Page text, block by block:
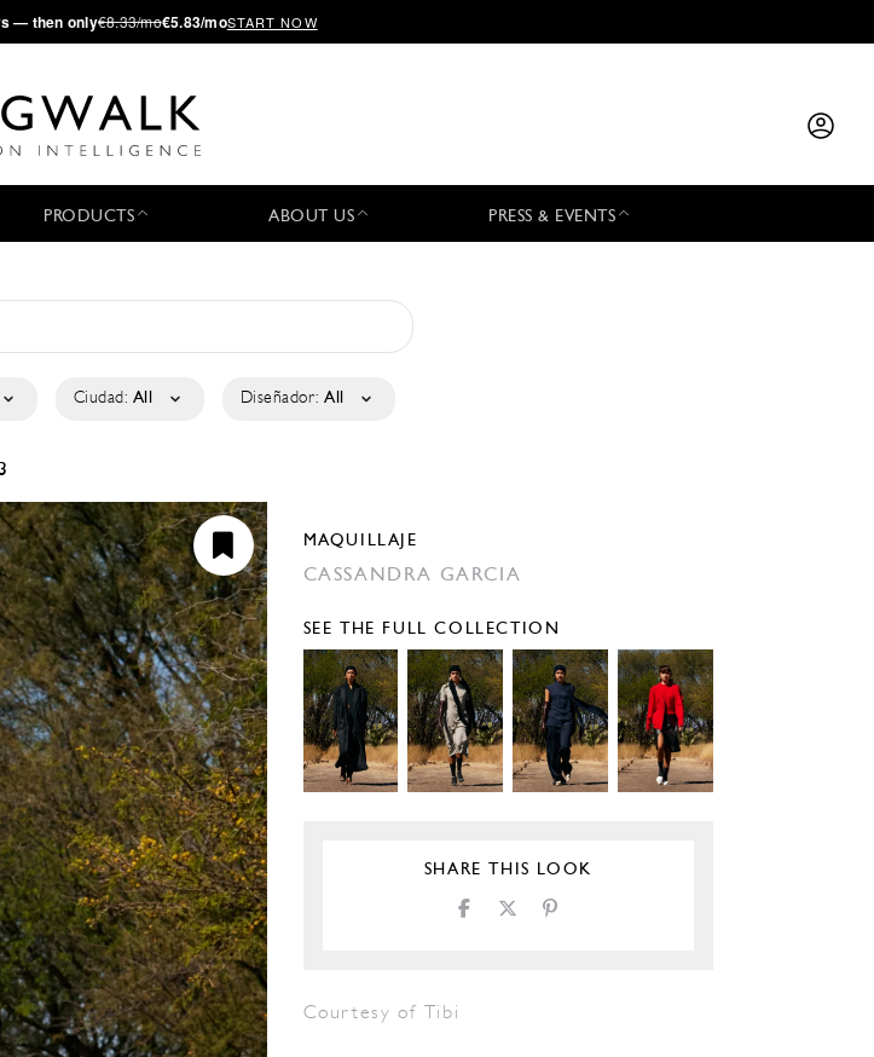
— then only€8.33/mo€5.83/moSTART NOW
PRODUCTS ABOUT US PRESS & EVENTS
Ciudad: All Diseñador: All
MAQUILLAJE
CASSANDRA GARCIA
SEE THE FULL COLLECTION
SHARE THIS LOOK
Courtesy of Tibi